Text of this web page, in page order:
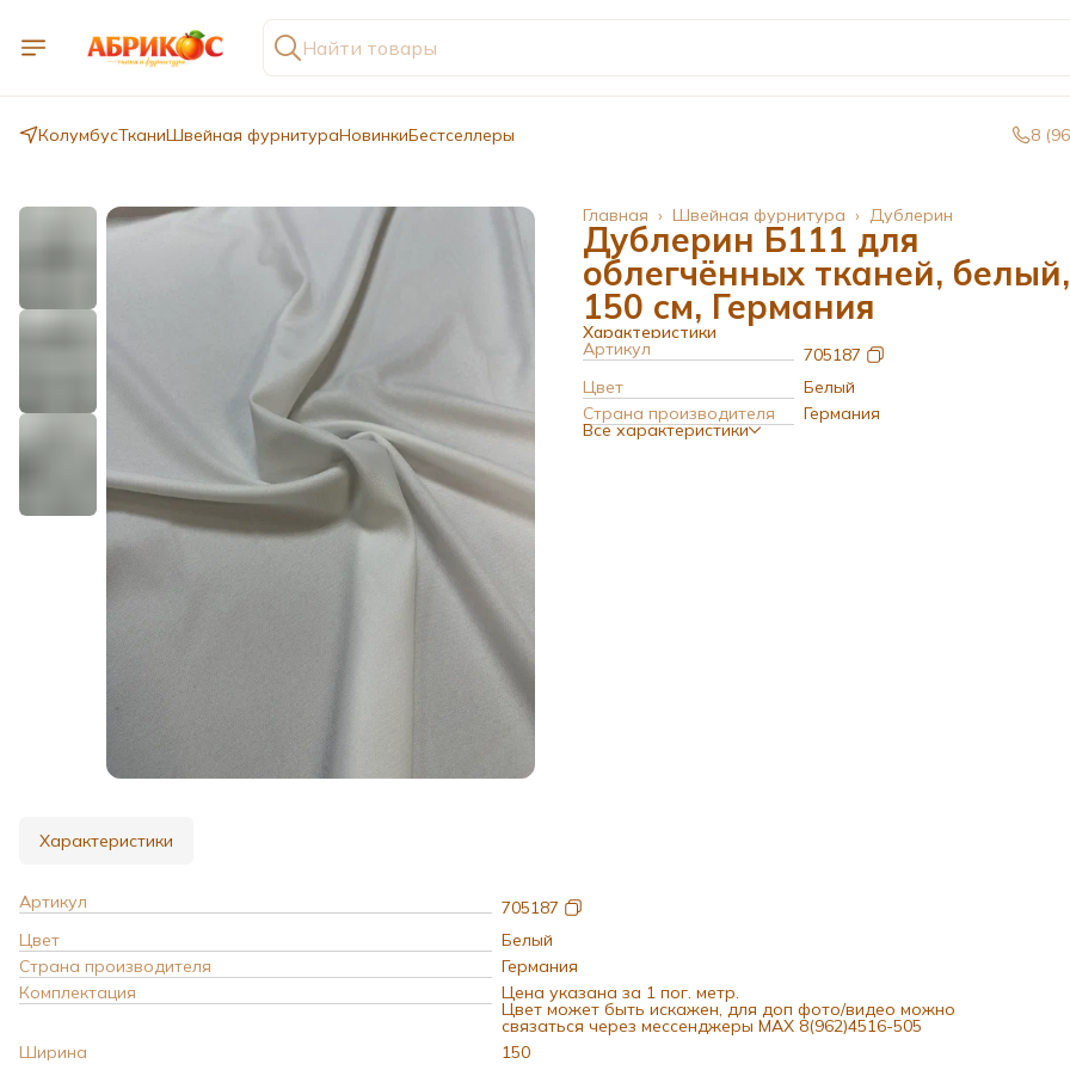
КолумбусТканиШвейная фурнитураНовинкиБестселлеры 8
Дублерин
Швейная фурнитура ›
Главная ›
Дублерин Б111 для
облегчённых тканей, белый,
150 см, Германия
Характеристики
Артикул
705187
Цвет
Белый
Страна производителя
Германия
Все характеристики
Характеристики
Артикул
705187
Цвет
Белый
Страна производителя
Германия
Комплектация
Цена указана за 1 пог. метр.
Цвет может быть искажен, для доп фото/видео можно
связаться через мессенджеры MAX 8(962)4516-505
Ширина
150